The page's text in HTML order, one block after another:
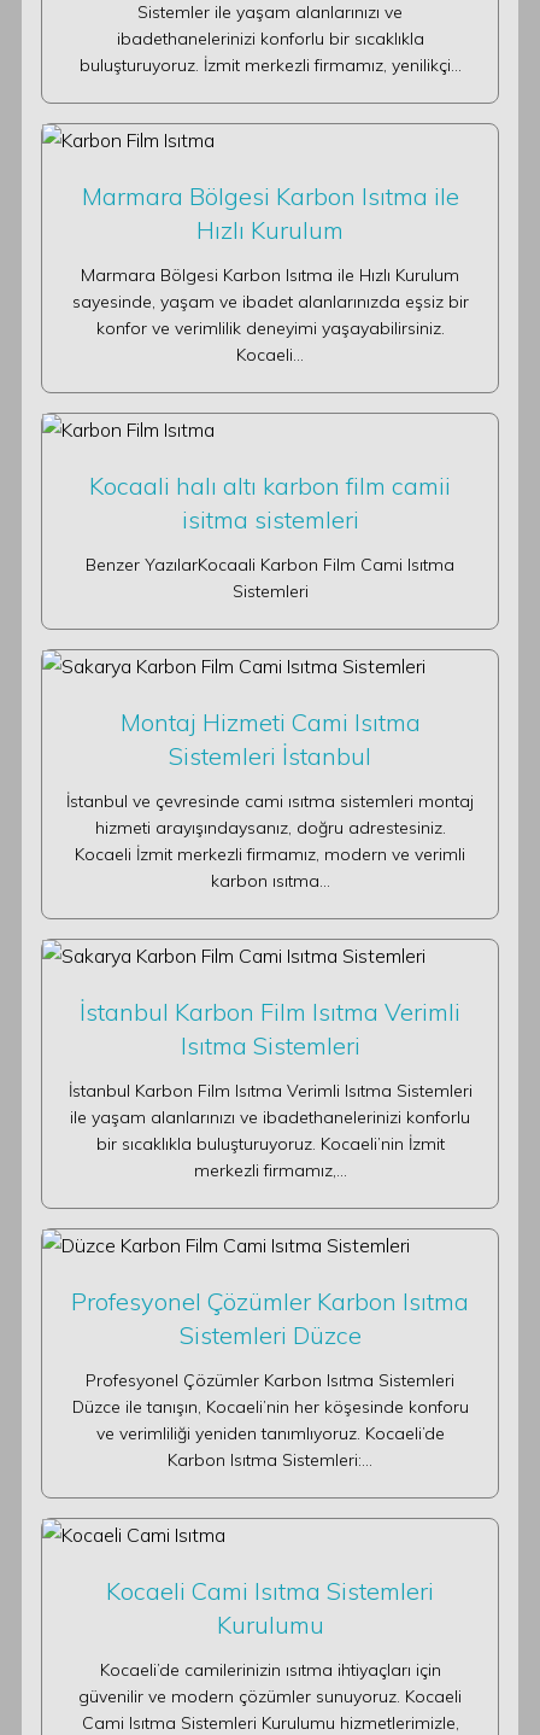
Sistemler ile yaşam alanlarınızı ve
ibadethanelerinizi konforlu bir sıcaklıkla
buluşturuyoruz. İzmit merkezli firmamız, yenilikçi…
Marmara Bölgesi Karbon Isıtma ile
Hızlı Kurulum
Marmara Bölgesi Karbon Isıtma ile Hızlı Kurulum
sayesinde, yaşam ve ibadet alanlarınızda eşsiz bir
konfor ve verimlilik deneyimi yaşayabilirsiniz.
Kocaeli…
Kocaali halı altı karbon film camii
isitma sistemleri
Benzer YazılarKocaali Karbon Film Cami Isıtma
Sistemleri
Montaj Hizmeti Cami Isıtma
Sistemleri İstanbul
İstanbul ve çevresinde cami ısıtma sistemleri montaj
hizmeti arayışındaysanız, doğru adrestesiniz.
Kocaeli İzmit merkezli firmamız, modern ve verimli
karbon ısıtma…
İstanbul Karbon Film Isıtma Verimli
Isıtma Sistemleri
İstanbul Karbon Film Isıtma Verimli Isıtma Sistemleri
ile yaşam alanlarınızı ve ibadethanelerinizi konforlu
bir sıcaklıkla buluşturuyoruz. Kocaeli’nin İzmit
merkezli firmamız,…
Profesyonel Çözümler Karbon Isıtma
Sistemleri Düzce
Profesyonel Çözümler Karbon Isıtma Sistemleri
Düzce ile tanışın, Kocaeli’nin her köşesinde konforu
ve verimliliği yeniden tanımlıyoruz. Kocaeli’de
Karbon Isıtma Sistemleri:…
Kocaeli Cami Isıtma Sistemleri
Kurulumu
Kocaeli’de camilerinizin ısıtma ihtiyaçları için
güvenilir ve modern çözümler sunuyoruz. Kocaeli
Cami Isıtma Sistemleri Kurulumu hizmetlerimizle,